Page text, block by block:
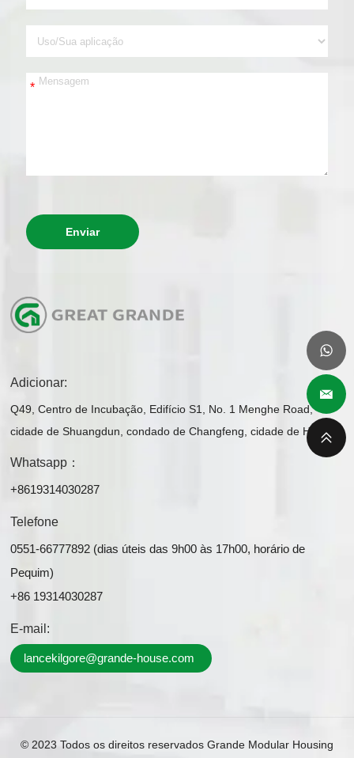
*
Enviar
Adicionar:
Q49, Centro de Incubação, Edifício S1, No. 1 Menghe Road,
cidade de Shuangdun, condado de Changfeng, cidade de Hefei
Whatsapp：
+8619314030287
Telefone
0551-66777892 (dias úteis das 9h00 às 17h00, horário de
Pequim)
+86 19314030287
E-mail:
lancekilgore@grande-house.com
© 2023 Todos os direitos reservados Grande Modular Housing